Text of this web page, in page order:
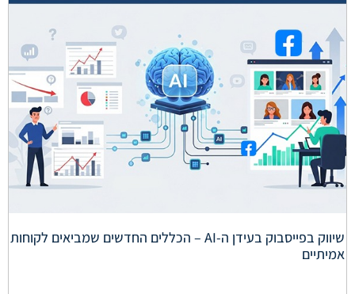
שיווק בפייסבוק בעידן ה-AI – הכללים החדשים שמביאים לקוחות
אמיתיים